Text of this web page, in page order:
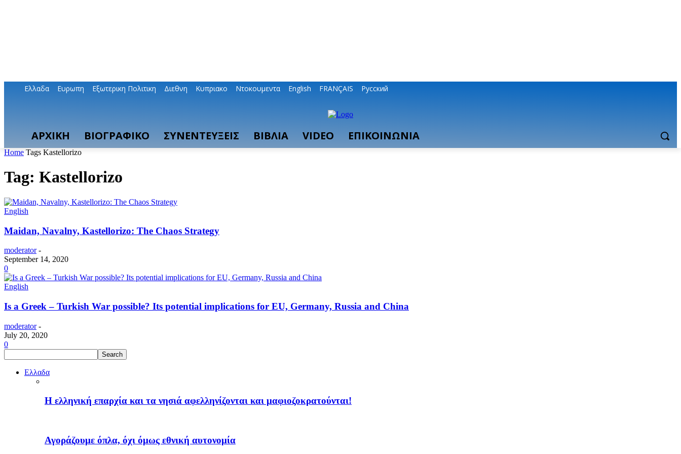
Ελλαδα Ευρωπη Εξωτερικη Πολιτικη Διεθνη Κυπριακο Ντοκουμεντα English FRANÇAIS Русский
ΑΡΧΙΚΗ ΒΙΟΓΡΑΦΙΚΟ ΣΥΝΕΝΤΕΥΞΕΙΣ ΒΙΒΛΙΑ VIDEO ΕΠΙΚΟΙΝΩΝΙΑ
Home Tags Kastellorizo
Tag: Kastellorizo
English
Maidan, Navalny, Kastellorizo: The Chaos Strategy
moderator -
September 14, 2020
0
English
Is a Greek – Turkish War possible? Its potential implications for EU, Germany, Russia and China
moderator -
July 20, 2020
0
Ελλαδα
H ελληνική επαρχία και τα νησιά αφελληνίζονται και μαφιοζοκρατούνται!
Αγοράζουμε όπλα, όχι όμως εθνική αυτονομία